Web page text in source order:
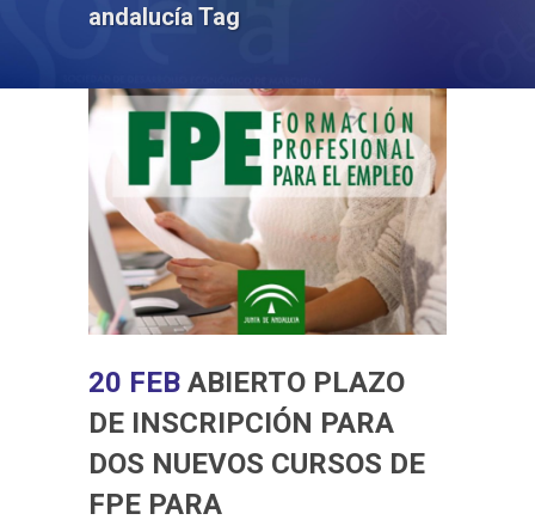
andalucía Tag
20 FEB ABIERTO PLAZO
DE INSCRIPCIÓN PARA
DOS NUEVOS CURSOS DE
FPE PARA